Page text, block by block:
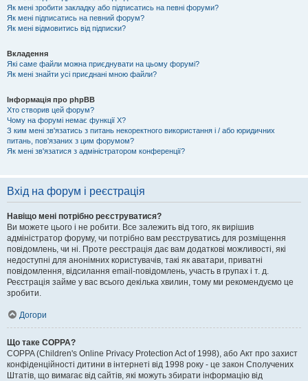
Як мені зробити закладку або підписатись на певні форуми?
Як мені підписатись на певний форум?
Як мені відмовитись від підписки?
Вкладення
Які саме файли можна приєднувати на цьому форумі?
Як мені знайти усі приєднані мною файли?
Інформація про phpBB
Хто створив цей форум?
Чому на форумі немає функції X?
З ким мені зв'язатись з питань некоректного використання і / або юридичних
питань, пов'язаних з цим форумом?
Як мені зв'язатися з адміністратором конференції?
Вхід на форум і реєстрація
Навіщо мені потрібно реєструватися?
Ви можете цього і не робити. Все залежить від того, як вирішив
адміністратор форуму, чи потрібно вам реєструватись для розміщення
повідомлень, чи ні. Проте реєстрація дає вам додаткові можливості, які
недоступні для анонімних користувачів, такі як аватари, приватні
повідомлення, відсилання email-повідомлень, участь в групах і т. д.
Реєстрація займе у вас всього декілька хвилин, тому ми рекомендуємо це
зробити.
Догори
Що таке COPPA?
COPPA (Children's Online Privacy Protection Act of 1998), або Акт про захист
конфіденційності дитини в інтернеті від 1998 року - це закон Сполучених
Штатів, що вимагає від сайтів, які можуть збирати інформацію від